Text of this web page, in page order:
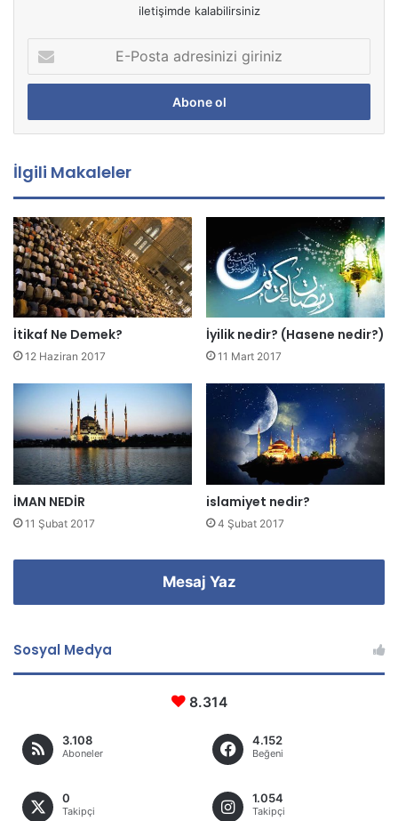
iletişimde kalabilirsiniz
P
s
a
d
r
e
s
i
n
i
z
g
i
i
n
İlgili Makaleler
İtikaf Ne Demek?
12 Haziran 2017
İyilik nedir? (Hasene nedir?)
11 Mart 2017
İMAN NEDİR
11 Şubat 2017
islamiyet nedir?
4 Şubat 2017
Mesaj Yaz
Sosyal Medya
8.314
3.108
Aboneler
4.152
Beğeni
0
Takipçi
1.054
Takipçi